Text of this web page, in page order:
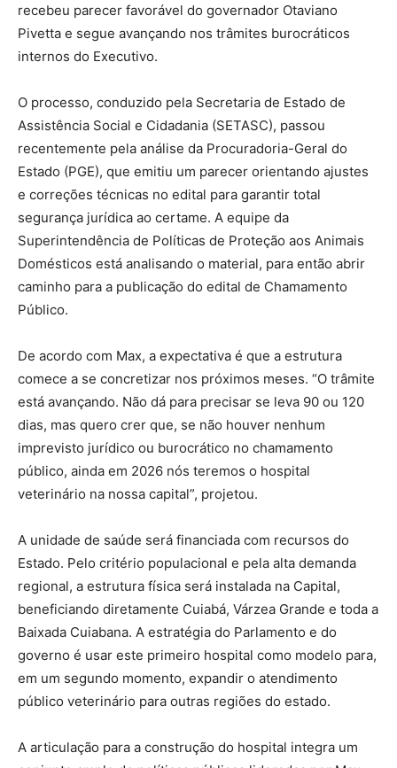
recebeu parecer favorável do governador Otaviano
Pivetta e segue avançando nos trâmites burocráticos
internos do Executivo.
O processo, conduzido pela Secretaria de Estado de
Assistência Social e Cidadania (SETASC), passou
recentemente pela análise da Procuradoria-Geral do
Estado (PGE), que emitiu um parecer orientando ajustes
e correções técnicas no edital para garantir total
segurança jurídica ao certame. A equipe da
Superintendência de Políticas de Proteção aos Animais
Domésticos está analisando o material, para então abrir
caminho para a publicação do edital de Chamamento
Público.
De acordo com Max, a expectativa é que a estrutura
comece a se concretizar nos próximos meses. “O trâmite
está avançando. Não dá para precisar se leva 90 ou 120
dias, mas quero crer que, se não houver nenhum
imprevisto jurídico ou burocrático no chamamento
público, ainda em 2026 nós teremos o hospital
veterinário na nossa capital”, projetou.
A unidade de saúde será financiada com recursos do
Estado. Pelo critério populacional e pela alta demanda
regional, a estrutura física será instalada na Capital,
beneficiando diretamente Cuiabá, Várzea Grande e toda a
Baixada Cuiabana. A estratégia do Parlamento e do
governo é usar este primeiro hospital como modelo para,
em um segundo momento, expandir o atendimento
público veterinário para outras regiões do estado.
A articulação para a construção do hospital integra um